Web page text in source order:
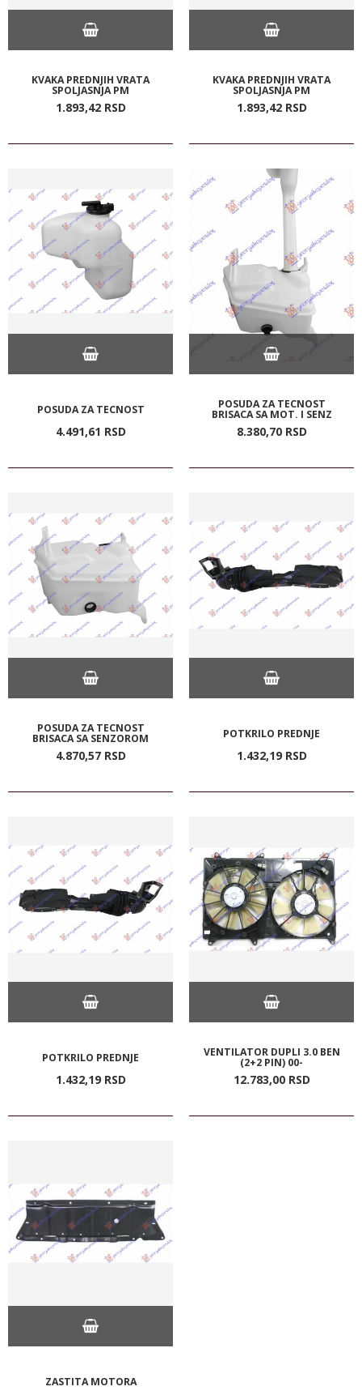
KVAKA PREDNJIH VRATA
SPOLJASNJA PM
1.893,42 RSD
KVAKA PREDNJIH VRATA
SPOLJASNJA PM
1.893,42 RSD
POSUDA ZA TECNOST
4.491,61 RSD
POSUDA ZA TECNOST
BRISACA SA MOT. I SENZ
8.380,70 RSD
POSUDA ZA TECNOST
BRISACA SA SENZOROM
4.870,57 RSD
POTKRILO PREDNJE
1.432,19 RSD
POTKRILO PREDNJE
1.432,19 RSD
VENTILATOR DUPLI 3.0 BEN
(2+2 PIN) 00-
12.783,00 RSD
ZASTITA MOTORA